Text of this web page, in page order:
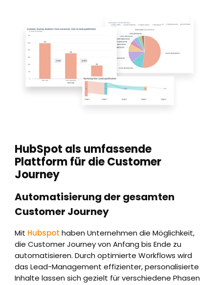
HubSpot als umfassende
Plattform für die Customer
Journey
Automatisierung der gesamten
Customer Journey
Mit Hubspot haben Unternehmen die Möglichkeit,
die Customer Journey von Anfang bis Ende zu
automatisieren. Durch optimierte Workflows wird
das Lead-Management effizienter, personalisierte
Inhalte lassen sich gezielt für verschiedene Phasen